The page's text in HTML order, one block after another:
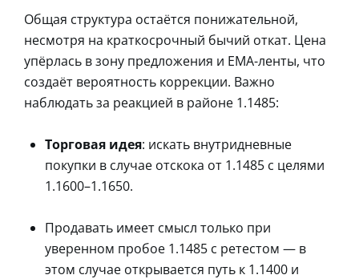
Общая структура остаётся понижательной,
несмотря на краткосрочный бычий откат. Цена
упёрлась в зону предложения и EMA-ленты, что
создаёт вероятность коррекции. Важно
наблюдать за реакцией в районе 1.1485:
Торговая идея: искать внутридневные
покупки в случае отскока от 1.1485 с целями
1.1600–1.1650.
Продавать имеет смысл только при
уверенном пробое 1.1485 с ретестом — в
этом случае открывается путь к 1.1400 и